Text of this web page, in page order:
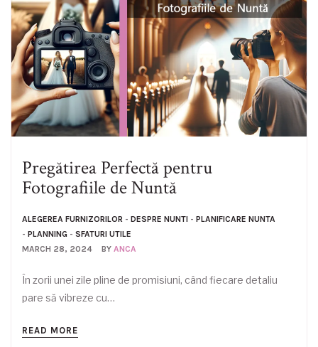
Pregătirea Perfectă pentru
Fotografiile de Nuntă
ALEGEREA FURNIZORILOR - DESPRE NUNTI - PLANIFICARE NUNTA
- PLANNING - SFATURI UTILE
MARCH 28, 2024
BY ANCA
În zorii unei zile pline de promisiuni, când fiecare detaliu
pare să vibreze cu…
READ MORE